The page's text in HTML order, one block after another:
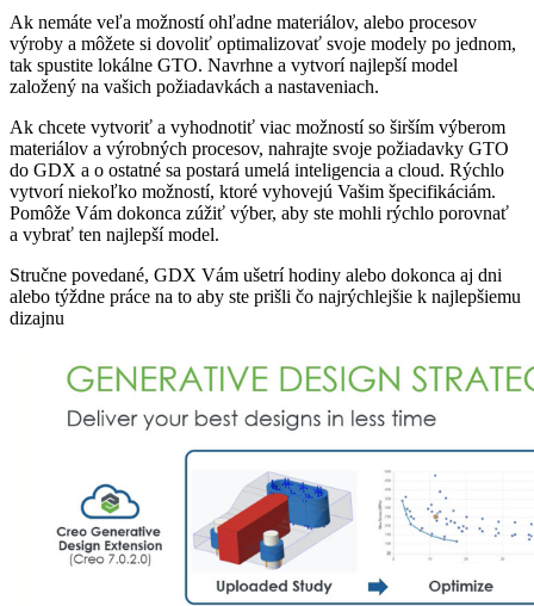
Ak nemáte veľa možností ohľadne materiálov, alebo procesov
výroby a môžete si dovoliť optimalizovať svoje modely po jednom,
tak spustite lokálne GTO. Navrhne a vytvorí najlepší model
založený na vašich požiadavkách a nastaveniach.
Ak chcete vytvoriť a vyhodnotiť viac možností so širším výberom
materiálov a výrobných procesov, nahrajte svoje požiadavky GTO
do GDX a o ostatné sa postará umelá inteligencia a cloud. Rýchlo
vytvorí niekoľko možností, ktoré vyhovejú Vašim špecifikáciám.
Pomôže Vám dokonca zúžiť výber, aby ste mohli rýchlo porovnať
a vybrať ten najlepší model.
Stručne povedané, GDX Vám ušetrí hodiny alebo dokonca aj dni
alebo týždne práce na to aby ste prišli čo najrýchlejšie k najlepšiemu
dizajnu